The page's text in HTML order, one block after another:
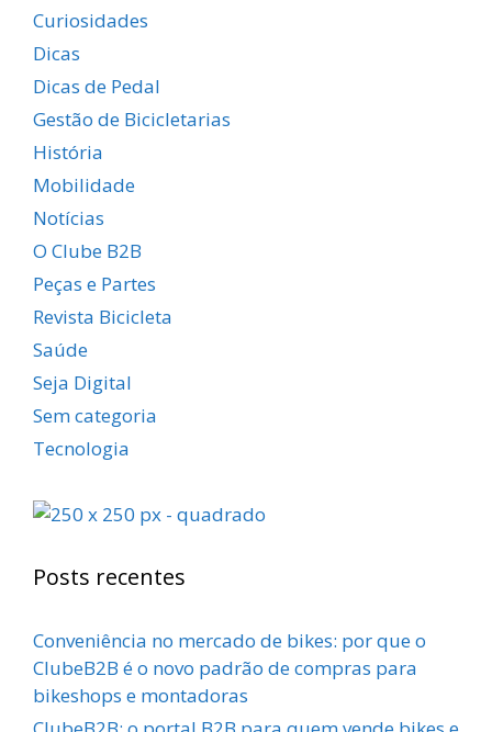
Curiosidades
Dicas
Dicas de Pedal
Gestão de Bicicletarias
História
Mobilidade
Notícias
O Clube B2B
Peças e Partes
Revista Bicicleta
Saúde
Seja Digital
Sem categoria
Tecnologia
Posts recentes
Conveniência no mercado de bikes: por que o
ClubeB2B é o novo padrão de compras para
bikeshops e montadoras